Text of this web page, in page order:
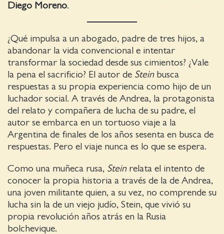
Diego Moreno.
¿Qué impulsa a un abogado, padre de tres hijos, a
abandonar la vida convencional e intentar
transformar la sociedad desde sus cimientos? ¿Vale
la pena el sacrificio? El autor de Steinbusca
respuestas a su propia experiencia como hijo de un
luchador social. A través de Andrea, la protagonista
del relato y compañera de lucha de su padre, el
autor se embarca en un tortuoso viaje a la
Argentina de finales de los años sesenta en busca de
respuestas. Pero el viaje nunca es lo que se espera.
Como una muñeca rusa, Steinrelata el intento de
conocer la propia historia a través de la de Andrea,
una joven militante quien, a su vez, no comprende su
lucha sin la de un viejo judío, Stein, que vivió su
propia revolución años atrás en la Rusia
bolchevique.